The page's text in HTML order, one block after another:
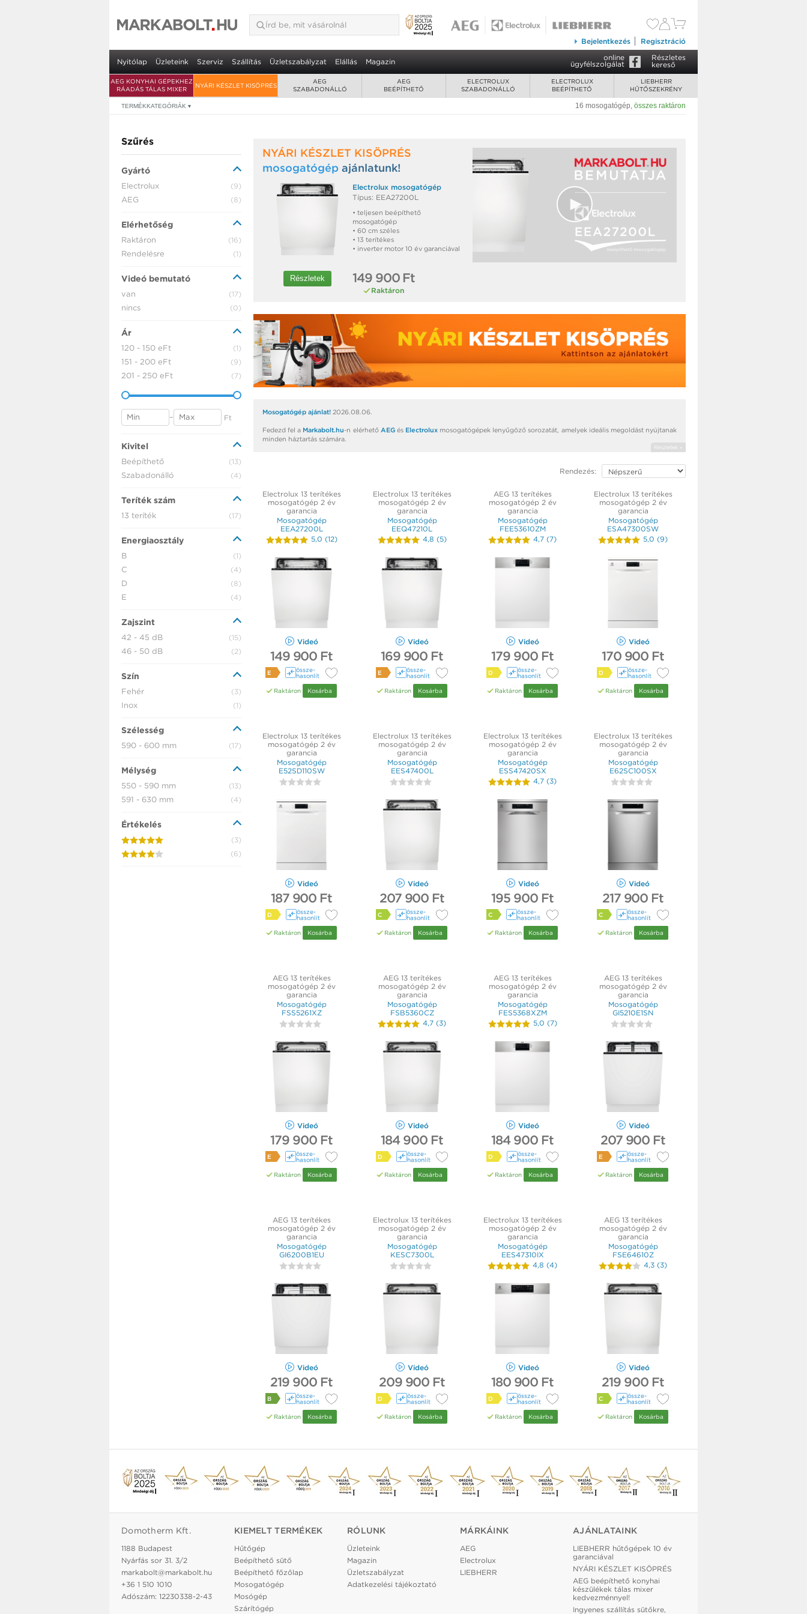
Bejelentkezés Regisztráció
Nyitólap Üzleteink Szerviz Szállítás Üzletszabályzat Elállás Magazin online
ügyfélszolgálat
Részletes
kereső
AEG KONYHAI GÉPEKHEZ
RÁADÁS TÁLAS MIXER
NYÁRI KÉSZLET KISÖPRÉS
AEG
SZABADONÁLLÓ
AEG
BEÉPÍTHETŐ
ELECTROLUX
SZABADONÁLLÓ
ELECTROLUX
BEÉPÍTHETŐ
LIEBHERR
HŰTŐSZEKRÉNY
TERMÉKKATEGÓRIÁK ▾ 16 mosogatógép, összes raktáron
Szűrés
Gyártó
Electrolux
(9)
AEG
(8)
Elérhetőség
Raktáron
(16)
Rendelésre
(1)
Videó bemutató
van
(17)
nincs
(0)
Ár
120 - 150 eFt
(1)
151 - 200 eFt
(9)
201 - 250 eFt
(7)
– Ft
Kivitel
Beépíthető
(13)
Szabadonálló
(4)
Teríték szám
13 teríték (17)
Energiaosztály
B
(1)
C
(4)
D
(8)
E
(4)
Zajszint
42 - 45 dB
(15)
46 - 50 dB
(2)
Szín
Fehér
(3)
Inox
(1)
Szélesség
590 - 600 mm (17)
Mélység
550 - 590 mm
(13)
591 - 630 mm
(4)
Értékelés
(3)
(6)
NYÁRI KÉSZLET KISÖPRÉS
mosogatógép ajánlatunk!
Részletek
Electrolux mosogatógép
Típus: EEA27200L
• teljesen beépíthető
mosogatógép
• 60 cm széles
• 13 terítékes
• inverter motor 10 év garanciával
149 900 Ft
Raktáron
Mosogatógép ajánlat! 2026.08.06.
Fedezd fel a Markabolt.hu-n elérhető AEGés Electrolux mosogatógépek lenyűgöző sorozatát, amelyek ideális megoldást nyújtanak
minden háztartás számára.
Részletek »
Rendezés:
Electrolux 13 terítékes
mosogatógép 2 év
garancia
Mosogatógép
EEA27200L
5,0 (12)
Videó
149 900 Ft
E
össze­
hasonlít
Raktáron Kosárba
Electrolux 13 terítékes
mosogatógép 2 év
garancia
Mosogatógép
EEQ47210L
4,8 (5)
Videó
169 900 Ft
E
össze­
hasonlít
Raktáron Kosárba
AEG 13 terítékes
mosogatógép 2 év
garancia
Mosogatógép
FEE53610ZM
4,7 (7)
Videó
179 900 Ft
D
össze­
hasonlít
Raktáron Kosárba
Electrolux 13 terítékes
mosogatógép 2 év
garancia
Mosogatógép
ESA47300SW
5,0 (9)
Videó
170 900 Ft
D
össze­
hasonlít
Raktáron Kosárba
Electrolux 13 terítékes
mosogatógép 2 év
garancia
Mosogatógép
E52SD110SW
Videó
187 900 Ft
D
össze­
hasonlít
Raktáron Kosárba
Electrolux 13 terítékes
mosogatógép 2 év
garancia
Mosogatógép
EES47400L
Videó
207 900 Ft
C
össze­
hasonlít
Raktáron Kosárba
Electrolux 13 terítékes
mosogatógép 2 év
garancia
Mosogatógép
ESS47420SX
4,7 (3)
Videó
195 900 Ft
C
össze­
hasonlít
Raktáron Kosárba
Electrolux 13 terítékes
mosogatógép 2 év
garancia
Mosogatógép
E62SC100SX
Videó
217 900 Ft
C
össze­
hasonlít
Raktáron Kosárba
AEG 13 terítékes
mosogatógép 2 év
garancia
Mosogatógép
FSS5261XZ
Videó
179 900 Ft
E
össze­
hasonlít
Raktáron Kosárba
AEG 13 terítékes
mosogatógép 2 év
garancia
Mosogatógép
FSB5360CZ
4,7 (3)
Videó
184 900 Ft
D
össze­
hasonlít
Raktáron Kosárba
AEG 13 terítékes
mosogatógép 2 év
garancia
Mosogatógép
FES5368XZM
5,0 (7)
Videó
184 900 Ft
D
össze­
hasonlít
Raktáron Kosárba
AEG 13 terítékes
mosogatógép 2 év
garancia
Mosogatógép
GI5210E1SN
Videó
207 900 Ft
E
össze­
hasonlít
Raktáron Kosárba
AEG 13 terítékes
mosogatógép 2 év
garancia
Mosogatógép
GI6200B1EU
Videó
219 900 Ft
B
össze­
hasonlít
Raktáron Kosárba
Electrolux 13 terítékes
mosogatógép 2 év
garancia
Mosogatógép
KESC7300L
Videó
209 900 Ft
D
össze­
hasonlít
Raktáron Kosárba
Electrolux 13 terítékes
mosogatógép 2 év
garancia
Mosogatógép
EES47310IX
4,8 (4)
Videó
180 900 Ft
D
össze­
hasonlít
Raktáron Kosárba
AEG 13 terítékes
mosogatógép 2 év
garancia
Mosogatógép
FSE64610Z
4,3 (3)
Videó
219 900 Ft
C
össze­
hasonlít
Raktáron Kosárba
Domotherm Kft.
1188 Budapest
Nyárfás sor 31. 3/2
markabolt@markabolt.hu
+36 1 510 1010
Adószám: 12230338-2-43
KIEMELT TERMÉKEK
Hűtőgép
Beépíthető sütő
Beépíthető főzőlap
Mosogatógép
Mosógép
Szárítógép
RÓLUNK
Üzleteink
Magazin
Üzletszabályzat
Adatkezelési tájékoztató
MÁRKÁINK
AEG
Electrolux
LIEBHERR
AJÁNLATAINK
LIEBHERR hűtőgépek 10 év
garanciával
NYÁRI KÉSZLET KISÖPRÉS
AEG beépíthető konyhai
készülékek tálas mixer
kedvezménnyel!
Ingyenes szállítás sütőkre,